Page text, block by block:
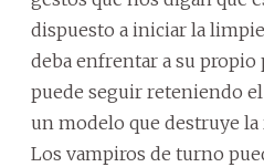
dispuesto a iniciar la
deba enfrentar a su propio
puede seguir reteniendo
un modelo que destruye la
Los vampiros de turno